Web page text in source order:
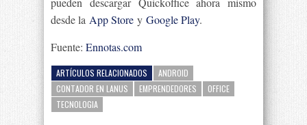
desde la App Store y Google Play.
Fuente: Ennotas.com
ARTÍCULOS RELACIONADOS
ANDROID
CONTADOR EN LANUS
EMPRENDEDORES
OFFICE
TECNOLOGIA